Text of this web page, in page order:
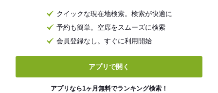
クイックな現在地検索。検索が快適に
予約も簡単。空席をスムーズに検索
会員登録なし。すぐに利用開始
アプリで開く
アプリなら1ヶ月無料でランキング検索！